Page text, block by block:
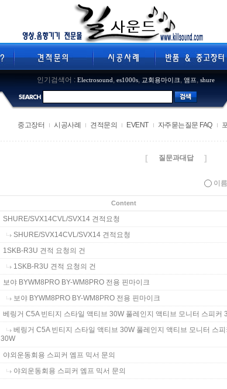
인기검색어 : Electrosound, es1000s, 교회용마이크, 앰프, shure
중고장터 시공사례 견적문의 EVENT 자주묻는질문 FAQ
[ 질문과대답 ]
이름
Content
SHURE/SVX14CVL/SVX14 견적요청
SHURE/SVX14CVL/SVX14 견적요청
1SKB-R3U 견적 요청의 건
1SKB-R3U 견적 요청의 건
보야 BYWM8PRO BY-WM8PRO 전용 핀마이크
보야 BYWM8PRO BY-WM8PRO 전용 핀마이크
베링거 C5A 빈티지 스타일 액티브 30W 풀레인지 액티브 모니터 스피커
베링거 C5A 빈티지 스타일 액티브 30W 풀레인지 액티브 모니터 스피
30W
야외운동회용 스피커 엠프 믹서 문의
야외운동회용 스피커 엠프 믹서 문의